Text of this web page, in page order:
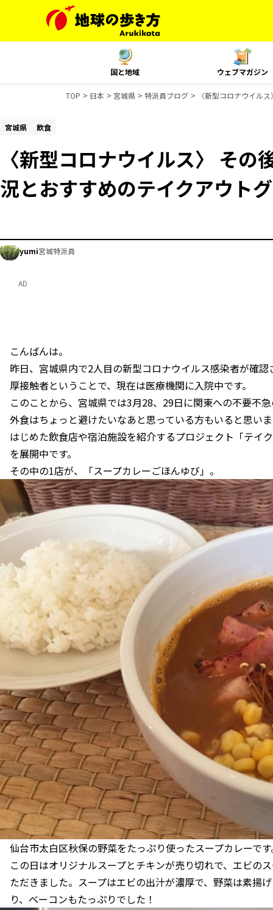
国と地域 ウェブマガジン
TOP 日本 宮城県 特派員ブログ 〈新型コロナウイル
宮城県 飲食
〈新型コロナウイルス〉 その
況とおすすめのテイクアウト
yumi宮城特派員
AD
こんばんは。
昨日、宮城県内で2人目の新型コロナウイルス感染者が確
厚接触者ということで、現在は医療機関に入院中です。
このことから、宮城県では3月28、29日に関東への不要不
外食はちょっと避けたいなあと思っている方もいると思い
はじめた飲食店や宿泊施設を紹介するプロジェクト「テイ
を展開中です。
その中の1店が、「スープカレーごほんゆび」。
仙台市太白区秋保の野菜をたっぷり使ったスープカレーで
この日はオリジナルスープとチキンが売り切れで、エビの
ただきました。スープはエビの出汁が濃厚で、野菜は素揚
り、ベーコンもたっぷりでした！